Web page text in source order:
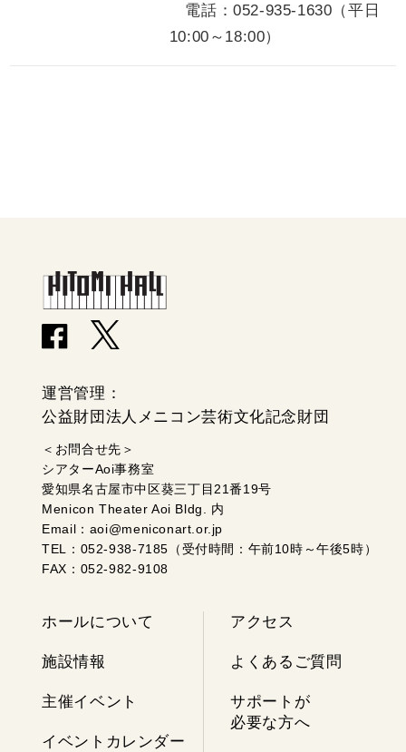
電話：052-935-1630（平日
10:00～18:00）
運営管理：
公益財団法人メニコン芸術文化記念財団
＜お問合せ先＞
シアターAoi事務室
愛知県名古屋市中区葵三丁目21番19号
Menicon Theater Aoi Bldg. 内
Email：aoi@meniconart.or.jp
TEL：052-938-7185（受付時間：午前10時～午後5時）
FAX：052-982-9108
ホールについて
施設情報
主催イベント
イベントカレンダー
アクセス
よくあるご質問
サポートが
必要な方へ